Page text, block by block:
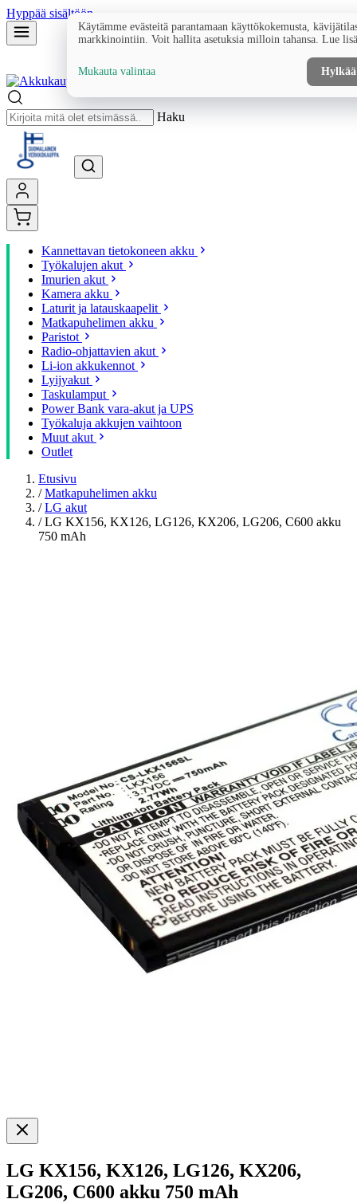
Hyppää sisältöön
Haku
Kannettavan tietokoneen akku
Työkalujen akut
Imurien akut
Kamera akku
Laturit ja latauskaapelit
Matkapuhelimen akku
Paristot
Radio-ohjattavien akut
Li-ion akkukennot
Lyijyakut
Taskulamput
Power Bank vara-akut ja UPS
Työkaluja akkujen vaihtoon
Muut akut
Outlet
Etusivu
/ Matkapuhelimen akku
/ LG akut
/ LG KX156, KX126, LG126, KX206, LG206, C600 akku
750 mAh
LG KX156, KX126, LG126, KX206,
LG206, C600 akku 750 mAh
Käytämme evästeitä parantamaan käyttökokemusta,
markkinointiin. Voit hallita asetuksia milloin tahansa. Lue
Mukauta valintaa Hylkää